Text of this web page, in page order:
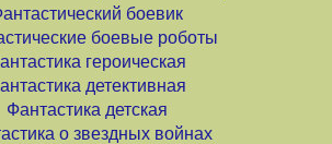
боевик
боевые роботы
героическая
детективная
Фантастика детская
о звездных войнах